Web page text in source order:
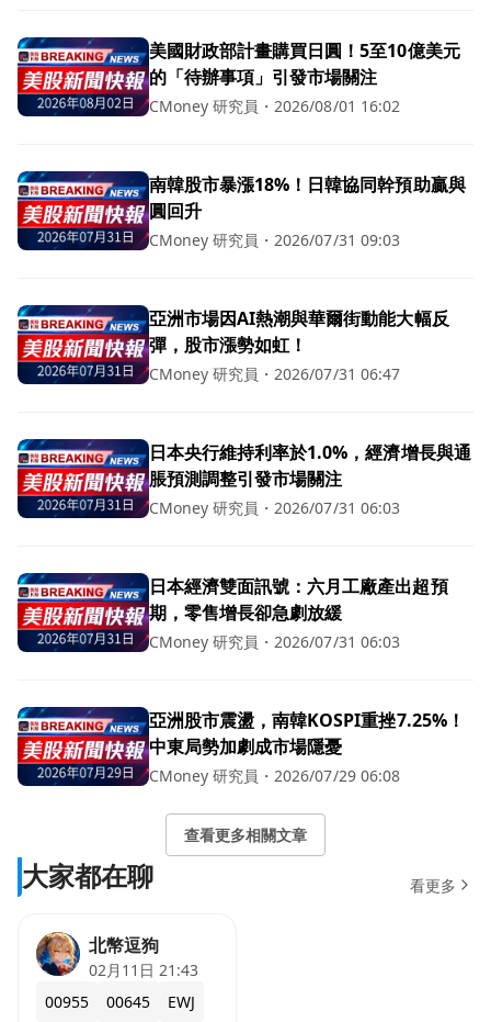
美國財政部計畫購買日圓！5至10億美元
的「待辦事項」引發市場關注
CMoney 研究員 ・2026/08/01 16:02
南韓股市暴漲18%！日韓協同幹預助贏與
圓回升
CMoney 研究員 ・2026/07/31 09:03
亞洲市場因AI熱潮與華爾街動能大幅反
彈，股市漲勢如虹！
CMoney 研究員 ・2026/07/31 06:47
日本央行維持利率於1.0%，經濟增長與通
脹預測調整引發市場關注
CMoney 研究員 ・2026/07/31 06:03
日本經濟雙面訊號：六月工廠產出超預
期，零售增長卻急劇放緩
CMoney 研究員 ・2026/07/31 06:03
亞洲股市震盪，南韓KOSPI重挫7.25%！
中東局勢加劇成市場隱憂
CMoney 研究員 ・2026/07/29 06:08
查看更多相關文章
大家都在聊 看更多
北幣逗狗
02月11日 21:43
00955
00645 EWJ